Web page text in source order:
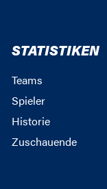
STATISTIKEN
Teams
Spieler
Historie
Zuschauende